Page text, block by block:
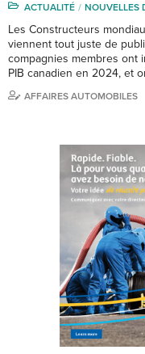
ACTUALITÉ NOUVELLES
Les Constructeurs
viennent tout juste de
compagnies membres ont
PIB canadien en 2024, et
AFFAIRES AUTOMOBILES